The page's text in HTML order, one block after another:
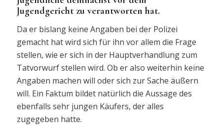
Jugendgericht zu verantworten hat.
Da er bislang keine Angaben bei der Polizei
gemacht hat wird sich für ihn vor allem die Frage
stellen, wie er sich in der Hauptverhandlung zum
Tatvorwurf stellen wird. Ob er also weiterhin keine
Angaben machen will oder sich zur Sache äußern
will. Ein Faktum bildet natürlich die Aussage des
ebenfalls sehr jungen Käufers, der alles
zugegeben hatte.